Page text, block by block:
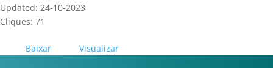
Updated: 24-10-2023
Cliques: 71
Baixar Visualizar